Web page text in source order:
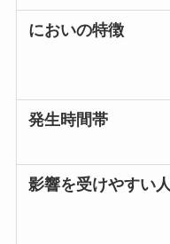
においの特徴
発生時間帯
影響を受けやすい人